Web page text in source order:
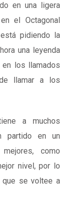
en una ligera
el Octagonal
pidiendo la
una leyenda
en los llamados
llamar a los
a muchos
partido en un
como
nivel, por lo
que se voltee a